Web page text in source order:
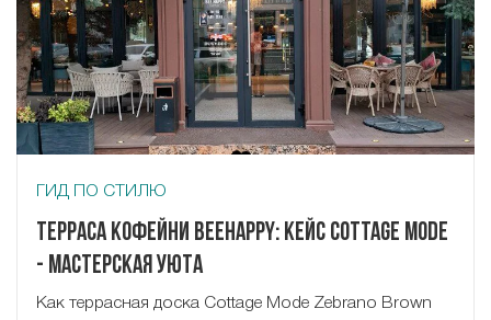
ГИД ПО СТИЛЮ
Терраса кофейни Beehappy: кейс Cottage Mode
- Мастерская Уюта
Как террасная доска Cottage Mode Zebrano Brown